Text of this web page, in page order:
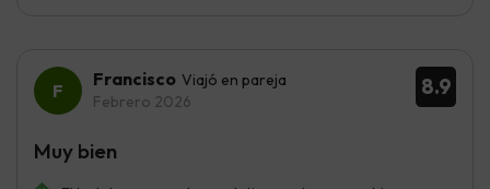
8.9
Francisco Viajó en pareja
Febrero 2026
Muy bien